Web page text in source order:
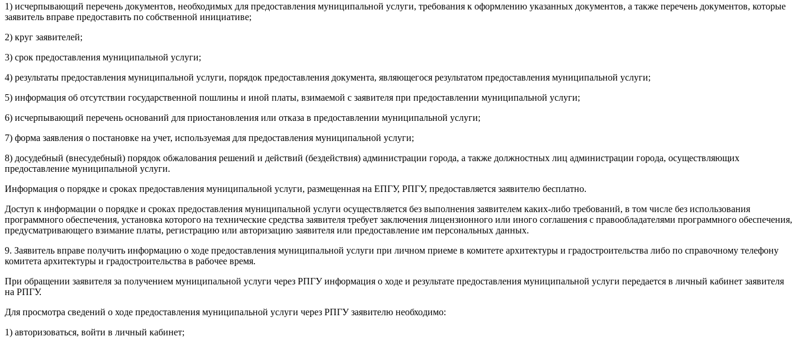
1) исчерпывающий перечень документов, необходимых для предоставления муниципальной услуги, требования к оформлению указанных документов, а также перечень документов, которые
заявитель вправе предоставить по собственной инициативе;
2) круг заявителей;
3) срок предоставления муниципальной услуги;
4) результаты предоставления муниципальной услуги, порядок предоставления документа, являющегося результатом предоставления муниципальной услуги;
5) информация об отсутствии государственной пошлины и иной платы, взимаемой с заявителя при предоставлении муниципальной услуги;
6) исчерпывающий перечень оснований для приостановления или отказа в предоставлении муниципальной услуги;
7) форма заявления о постановке на учет, используемая для предоставления муниципальной услуги;
8) досудебный (внесудебный) порядок обжалования решений и действий (бездействия) администрации города, а также должностных лиц администрации города, осуществляющих
предоставление муниципальной услуги.
Информация о порядке и сроках предоставления муниципальной услуги, размещенная на ЕПГУ, РПГУ, предоставляется заявителю бесплатно.
Доступ к информации о порядке и сроках предоставления муниципальной услуги осуществляется без выполнения заявителем каких-либо требований, в том числе без использования
программного обеспечения, установка которого на технические средства заявителя требует заключения лицензионного или иного соглашения с правообладателями программного обеспечения,
предусматривающего взимание платы, регистрацию или авторизацию заявителя или предоставление им персональных данных.
9. Заявитель вправе получить информацию о ходе предоставления муниципальной услуги при личном приеме в комитете архитектуры и градостроительства либо по справочному телефону
комитета архитектуры и градостроительства в рабочее время.
При обращении заявителя за получением муниципальной услуги через РПГУ информация о ходе и результате предоставления муниципальной услуги передается в личный кабинет заявителя
на РПГУ.
Для просмотра сведений о ходе предоставления муниципальной услуги через РПГУ заявителю необходимо:
1) авторизоваться, войти в личный кабинет;